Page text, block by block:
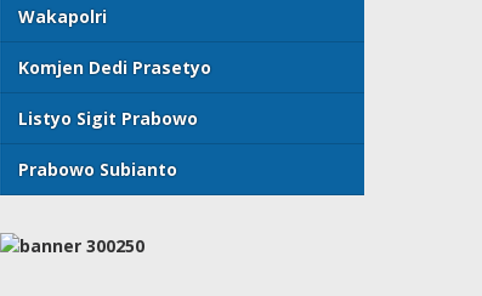
Wakapolri
Komjen Dedi Prasetyo
Listyo Sigit Prabowo
Prabowo Subianto